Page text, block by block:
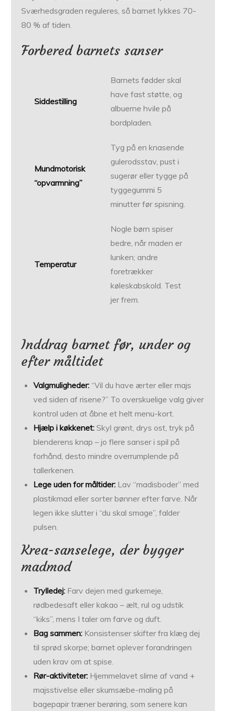
Sværhedsgraden reguleres, så barnet lykkes 70-
80 % af tiden.
Forbered barnets sanser
Siddestilling
Barnets fødder skal
have fast støtte, og
albuerne hvile på
bordpladen.
Mundmotorisk
“opvarmning”
Tyg på en knasende
gulerodsstav, pust i
sugerør eller tygge på
tyggegummi 5
minutter før spisning.
Temperatur
Nogle børn spiser
bedre, når maden er
lunken; andre
foretrækker
køleskabskold. Test
jer frem.
Inddrag barnet før, under og
efter måltidet
Valgmuligheder: “Vil du have ærter eller majs
ved siden af risene?” To overskuelige valg giver
kontrol uden at åbne et helt menu-kort.
Hjælp i køkkenet: Skyl grønt, drys ost, tryk på
blenderens knap – jo flere sanser i spil på
forhånd, desto mindre overrumplende på
tallerkenen.
Lege uden for måltider: Lav “madisboder” med
plastikmad eller sorter bønner efter farve. Når
legen ikke slutter i “du skal smage”, falder
pulsen.
Krea-sanselege, der bygger
madmod
Trylledej: Farv dejen med gurkemeje,
rødbedesaft eller kakao – ælt, rul og udstik
“kiks”, mens I taler om farve og duft.
Bag sammen: Konsistenser skifter fra klæg dej
til sprød skorpe; barnet oplever forandringen
uden krav om at spise.
Rør-aktiviteter: Hjemmelavet slime af vand +
majsstivelse eller skumsæbe-maling på
bagepapir træner berøring, som senere kan